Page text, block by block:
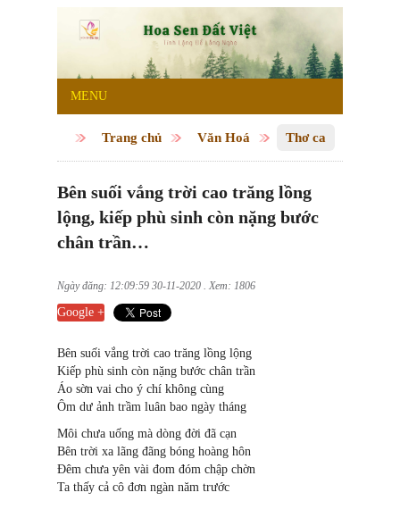
MENU
Trang chủ Văn Hoá Thơ ca
Bên suối vắng trời cao trăng lồng
lộng, kiếp phù sinh còn nặng bước
chân trần…
Ngày đăng: 12:09:59 30-11-2020 . Xem: 1806
Google +
Bên suối vắng trời cao trăng lồng lộng
Kiếp phù sinh còn nặng bước chân trần
Áo sờn vai cho ý chí không cùng
Ôm dư ảnh trầm luân bao ngày tháng
Môi chưa uống mà dòng đời đã cạn
Bên trời xa lãng đãng bóng hoàng hôn
Đêm chưa yên vài đom đóm chập chờn
Ta thấy cả cô đơn ngàn năm trước